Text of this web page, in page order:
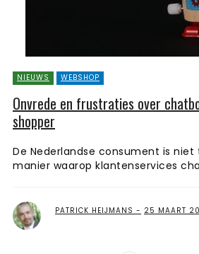
NIEUWS WEBSHOP
Onvrede en frustraties over
shopper
De Nederlandse consument is niet
manier waarop klantenservices
PATRICK HEIJMANS 25 MAART